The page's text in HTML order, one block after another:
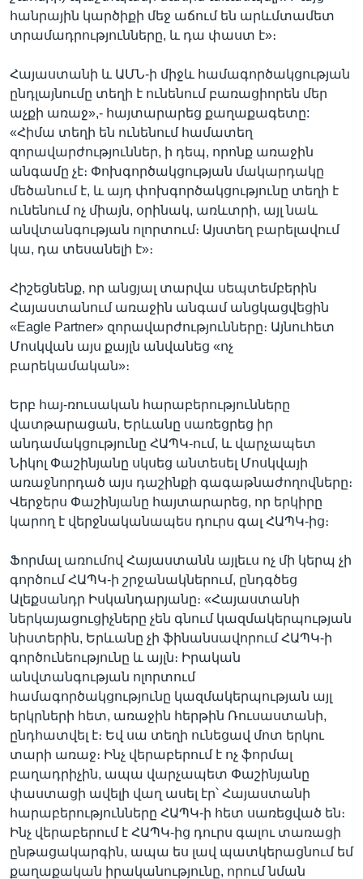
հանրային կարծիքի մեջ աճում են արևմտամետ
տրամադրությունները, և դա փաստ է»։
Հայաստանի և ԱՄՆ-ի միջև համագործակցության
ընդլայնումը տեղի է ունենում բառացիորեն մեր
աչքի առաջ»,- հայտարարեց քաղաքագետը:
«Հիմա տեղի են ունենում համատեղ
զորավարժություններ, ի դեպ, որոնք առաջին
անգամը չէ։ Փոխգործակցության մակարդակը
մեծանում է, և այդ փոխգործակցությունը տեղի է
ունենում ոչ միայն, օրինակ, առևտրի, այլ նաև
անվտանգության ոլորտում։ Այստեղ բարելավում
կա, դա տեսանելի է»։
Հիշեցնենք, որ անցյալ տարվա սեպտեմբերին
Հայաստանում առաջին անգամ անցկացվեցին
«Eagle Partner» զորավարժությունները։ Այնուհետ
Մոսկվան այս քայլն անվանեց «ոչ
բարեկամական»։
Երբ հայ-ռուսական հարաբերությունները
վատթարացան, Երևանը սառեցրեց իր
անդամակցությունը ՀԱՊԿ-ում, և վարչապետ
Նիկոլ Փաշինյանը սկսեց անտեսել Մոսկվայի
առաջնորդած այս դաշինքի գագաթնաժողովները։
Վերջերս Փաշինյանը հայտարարեց, որ երկիրը
կարող է վերջնականապես դուրս գալ ՀԱՊԿ-ից։
Ֆորմալ առումով Հայաստանն այլեւս ոչ մի կերպ չի
գործում ՀԱՊԿ-ի շրջանակներում, ընդգծեց
Ալեքսանդր Իսկանդարյանը։ «Հայաստանի
ներկայացուցիչները չեն գնում կազմակերպության
նիստերին, Երևանը չի ֆինանսավորում ՀԱՊԿ-ի
գործունեությունը և այլն։ Իրական
անվտանգության ոլորտում
համագործակցությունը կազմակերպության այլ
երկրների հետ, առաջին հերթին Ռուսաստանի,
ընդհատվել է։ Եվ սա տեղի ունեցավ մոտ երկու
տարի առաջ։ Ինչ վերաբերում է ոչ ֆորմալ
բաղադրիչին, ապա վարչապետ Փաշինյանը
փաստացի ավելի վաղ ասել էր՝ Հայաստանի
հարաբերությունները ՀԱՊԿ-ի հետ սառեցված են։
Ինչ վերաբերում է ՀԱՊԿ-ից դուրս գալու տառացի
ընթացակարգին, ապա ես լավ պատկերացնում եմ
քաղաքական իրականությունը, որում նման